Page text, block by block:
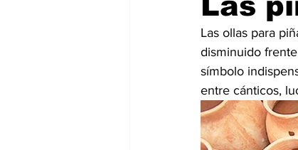
Las ollas para
disminuido
símbolo
entre cánticos,